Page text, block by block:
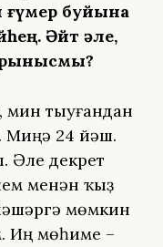
ғүмер буйына
Әйт әле,
тыуғандан
Миңә 24 йәш.
Әле декрет
менән ҡыҙ
мөмкин
Иң мөһиме –